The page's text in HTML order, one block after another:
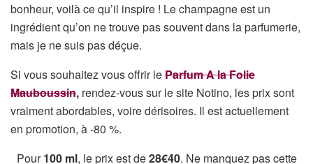
bonheur, voilà ce qu’il inspire ! Le champagne est un
ingrédient qu’on ne trouve pas souvent dans la parfumerie,
mais je ne suis pas déçue.
Si vous souhaitez vous offrir leParfum A la Folie
Mauboussin, rendez-vous sur le site Notino, les prix sont
vraiment abordables, voire dérisoires. Il est actuellement
en promotion, à -80 %.
Pour100 ml, le prix est de28€40. Ne manquez pas cette